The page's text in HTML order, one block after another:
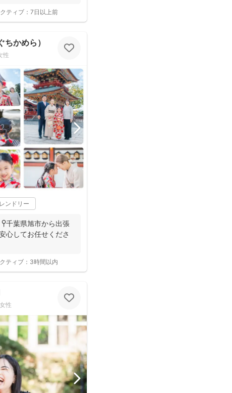
ティブ： 7日以上前
かめら）
性
ンドリー
千葉県旭市から出張
心してお任せくださ
ティブ： 3時間以内
女性